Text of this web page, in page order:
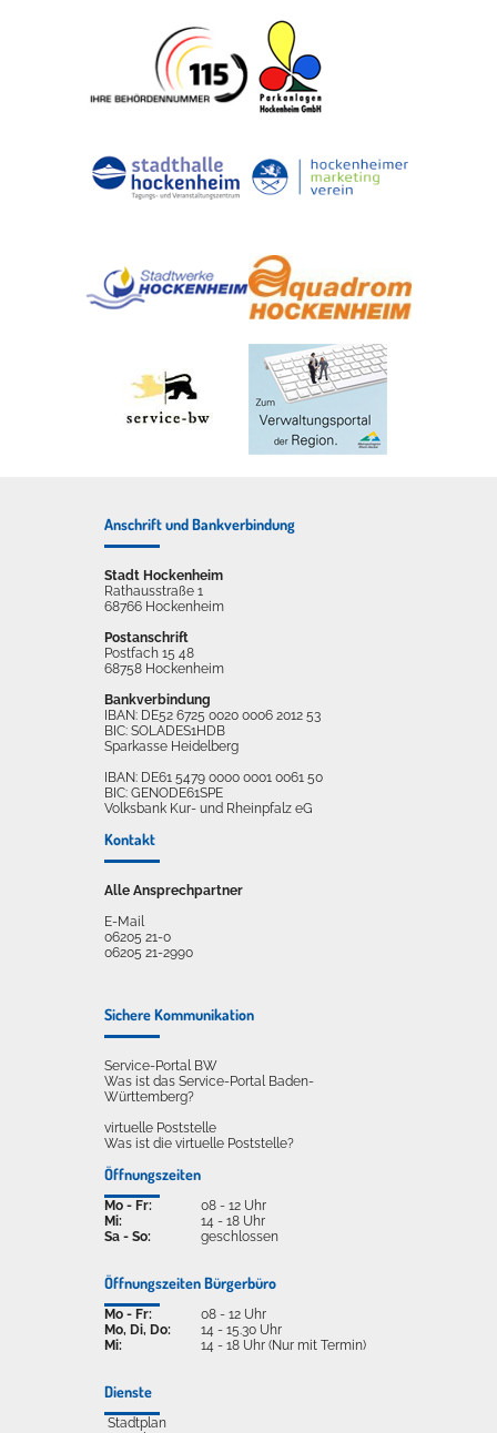
Anschrift und Bankverbindung
Stadt Hockenheim
Rathausstraße 1
68766 Hockenheim
Postanschrift
Postfach 15 48
68758 Hockenheim
Bankverbindung
IBAN: DE52 6725 0020 0006 2012 53
BIC: SOLADES1HDB
Sparkasse Heidelberg
IBAN: DE61 5479 0000 0001 0061 50
BIC: GENODE61SPE
Volksbank Kur- und Rheinpfalz eG
Kontakt
Alle Ansprechpartner
E-Mail
06205 21-0
06205 21-2990
Sichere Kommunikation
Service-Portal BW
Was ist das Service-Portal Baden-
Württemberg?
virtuelle Poststelle
Was ist die virtuelle Poststelle?
Öffnungszeiten
Mo - Fr:
Mi:
Sa - So:
08 - 12 Uhr
14 - 18 Uhr
geschlossen
Öffnungszeiten Bürgerbüro
Mo - Fr:
Mo, Di, Do:
Mi:
08 - 12 Uhr
14 - 15.30 Uhr
14 - 18 Uhr (Nur mit Termin)
Dienste
Stadtplan